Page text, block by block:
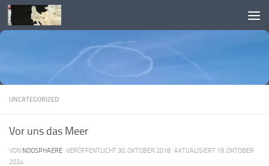
Skip to content
UNCATEGORIZED
Vor uns das Meer
VON NOOSPHAERE · VERÖFFENTLICHT 30. OKTOBER 2018 · AKTUALISIERT 19. OKTOBER
2024